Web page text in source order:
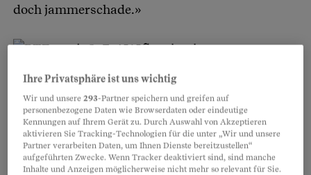
doch jammerschade.»
Partnerinhalte
Ihre Privatsphäre ist uns wichtig
Wir und unsere293-Partner speichern und greifen auf
personenbezogene Daten wie Browserdaten oder eindeutige
Kennungen auf Ihrem Gerät zu. Durch Auswahl von Akzeptieren
aktivieren Sie Tracking-Technologien für die unter „Wir und unsere
Partner verarbeiten Daten, um Ihnen Dienste bereitzustellen“
aufgeführten Zwecke. Wenn Tracker deaktiviert sind, sind manche
Inhalte und Anzeigen möglicherweise nicht mehr so relevant für Sie.